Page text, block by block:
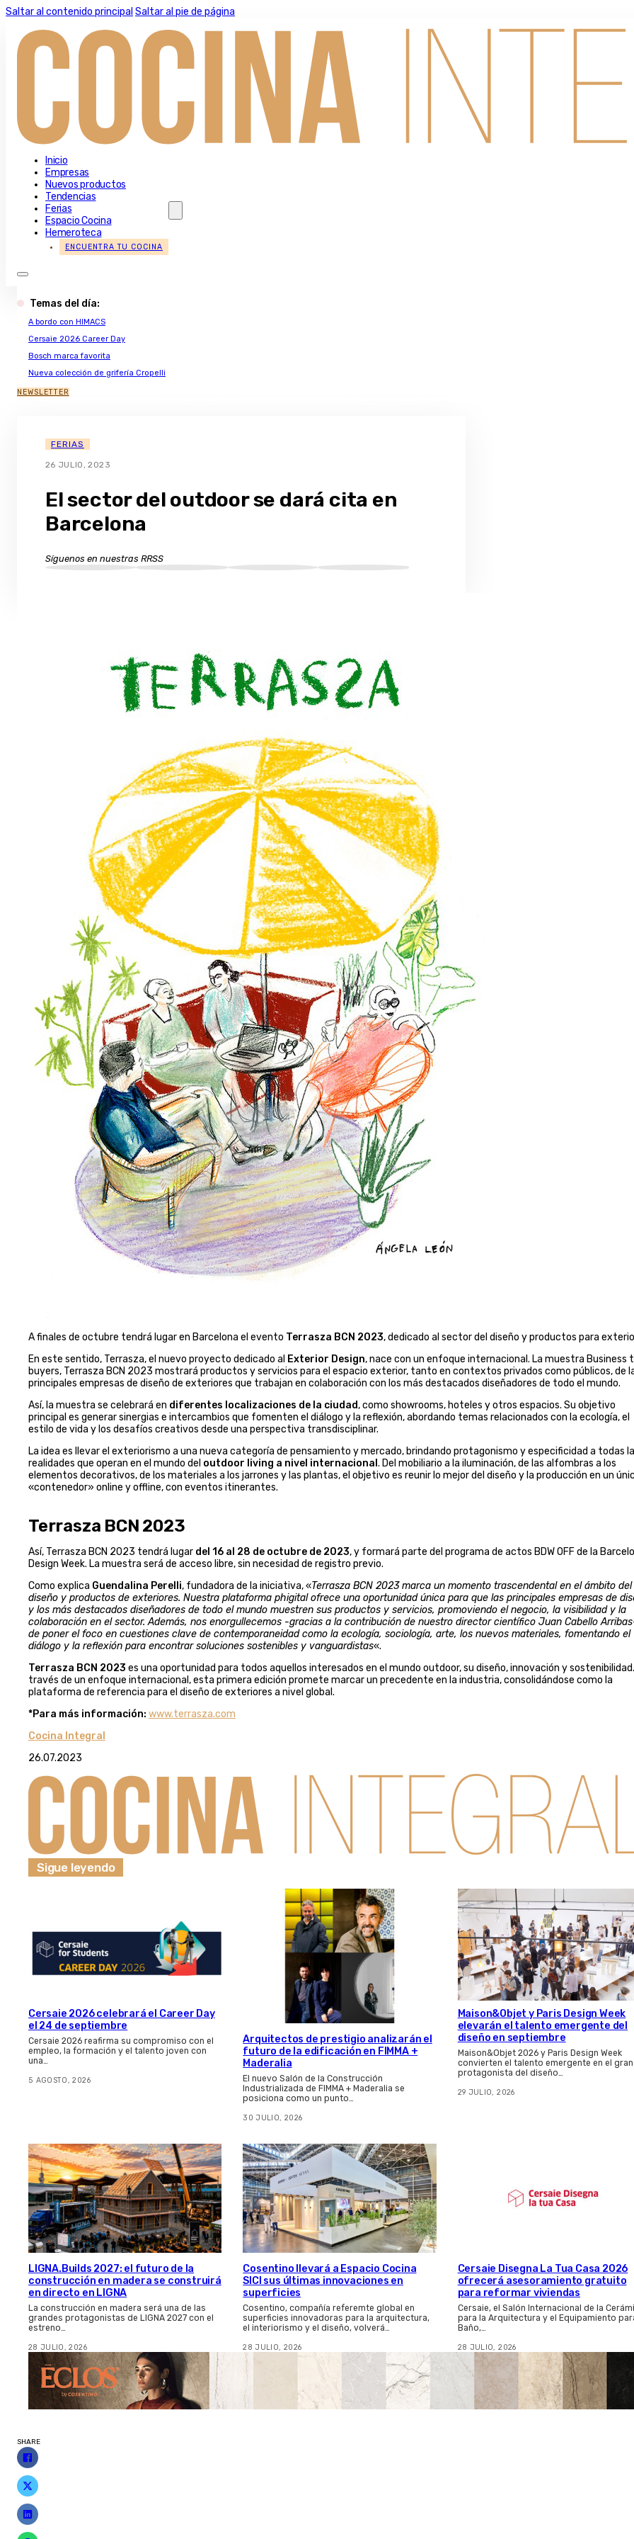
Saltar al contenido principal Saltar al pie de página
Inicio
Empresas
Nuevos productos
Tendencias
Ferias
Espacio Cocina
Hemeroteca
ENCUENTRA TU COCINA
Temas del día:
A bordo con HIMACS
Cersaie 2026 Career Day
Bosch marca favorita
Nueva colección de grifería Cropelli
NEWSLETTER
FERIAS
26 JULIO, 2023
El sector del outdoor se dará cita en
Barcelona
Síguenos en nuestras RRSS
A finales de octubre tendrá lugar en Barcelona el evento Terrasza BCN 2023, dedicado al sector del diseño y productos para
En este sentido, Terrasza, el nuevo proyecto dedicado al Exterior Design, nace con un enfoque internacional. La muestra Business
buyers, Terrasza BCN 2023 mostrará productos y servicios para el espacio exterior, tanto en contextos privados como públicos, de
principales empresas de diseño de exteriores que trabajan en colaboración con los más destacados diseñadores de todo el mundo.
Así, la muestra se celebrará en diferentes localizaciones de la ciudad, como showrooms, hoteles y otros espacios. Su objetivo
principal es generar sinergias e intercambios que fomenten el diálogo y la reflexión, abordando temas relacionados con la ecología, el
estilo de vida y los desafíos creativos desde una perspectiva transdisciplinar.
La idea es llevar el exteriorismo a una nueva categoría de pensamiento y mercado, brindando protagonismo y especificidad a todas
realidades que operan en el mundo del outdoor living a nivel internacional . Del mobiliario a la iluminación, de las alfombras a los
elementos decorativos, de los materiales a los jarrones y las plantas, el objetivo es reunir lo mejor del diseño y la producción en un
«contenedor» online y offline, con eventos itinerantes.
Terrasza BCN 2023
Así, Terrasza BCN 2023 tendrá lugar del 16 al 28 de octubre de 2023, y formará parte del programa de actos BDW OFF de la
Design Week. La muestra será de acceso libre, sin necesidad de registro previo.
Como explica Guendalina Perelli, fundadora de la iniciativa, «Terrasza BCN 2023 marca un momento trascendental en el ámbito del
diseño y productos de exteriores. Nuestra plataforma phigital ofrece una oportunidad única para que las principales empresas de
y los más destacados diseñadores de todo el mundo muestren sus productos y servicios, promoviendo el negocio, la visibilidad y la
colaboración en el sector. Además, nos enorgullecemos -gracias a la contribución de nuestro director científico Juan Cabello
de poner el foco en cuestiones clave de contemporaneidad como la ecología, sociología, arte, los nuevos materiales, fomentando el
diálogo y la reflexión para encontrar soluciones sostenibles y vanguardistas«.
Terrasza BCN 2023 es una oportunidad para todos aquellos interesados en el mundo outdoor, su diseño, innovación y
través de un enfoque internacional, esta primera edición promete marcar un precedente en la industria, consolidándose como la
plataforma de referencia para el diseño de exteriores a nivel global.
*Para más información: www.terrasza.com
Cocina Integral
26.07.2023
Sigue leyendo
Cersaie 2026 celebrará el Career Day
el 24 de septiembre
Cersaie 2026 reafirma su compromiso con el
empleo, la formación y el talento joven con
una…
5 AGOSTO, 2026
Arquitectos de prestigio analizarán el
futuro de la edificación en FIMMA +
Maderalia
El nuevo Salón de la Construcción
Industrializada de FIMMA + Maderalia se
posiciona como un punto…
30 JULIO, 2026
Maison&Objet y Paris Design Week
elevarán el talento emergente del
diseño en septiembre
Maison&Objet 2026 y Paris Design Week
convierten el talento emergente en el gran
protagonista del diseño…
29 JULIO, 2026
LIGNA.Builds 2027: el futuro de la
construcción en madera se construirá
en directo en LIGNA
La construcción en madera será una de las
grandes protagonistas de LIGNA 2027 con el
estreno…
28 JULIO, 2026
Cosentino llevará a Espacio Cocina
SICI sus últimas innovaciones en
superficies
Cosentino, compañía referemte global en
superficies innovadoras para la arquitectura,
el interiorismo y el diseño, volverá…
28 JULIO, 2026
Cersaie Disegna La Tua Casa 2026
ofrecerá asesoramiento gratuito
para reformar viviendas
Cersaie, el Salón Internacional de la
para la Arquitectura y el Equipamiento
Baño,…
28 JULIO, 2026
SHARE